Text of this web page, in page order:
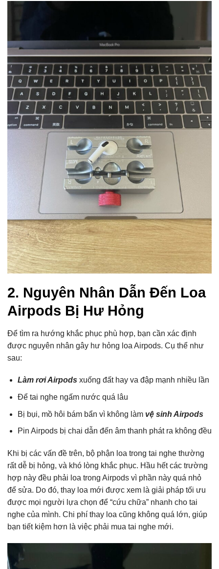
2. Nguyên Nhân Dẫn Đến Loa
Airpods Bị Hư Hỏng
Để tìm ra hướng khắc phục phù hợp, bạn cần xác định
được nguyên nhân gây hư hỏng loa Airpods. Cụ thể như
sau:
Làm rơi Airpodsxuống đất hay va đập mạnh nhiều lần
Để tai nghe ngấm nước quá lâu
Bị bụi, mồ hôi bám bẩn vì không làm vệ sinh Airpods
Pin Airpods bị chai dẫn đến âm thanh phát ra không đều
Khi bị các vấn đề trên, bộ phận loa trong tai nghe thường
rất dễ bị hỏng, và khó lòng khắc phục. Hầu hết các trường
hợp này đều phải loa trong Airpods vì phần này quá nhỏ
để sửa. Do đó, thay loa mới được xem là giải pháp tối ưu
được mọi người lựa chọn để “cứu chữa” nhanh cho tai
nghe của mình. Chi phí thay loa cũng không quá lớn, giúp
bạn tiết kiệm hơn là việc phải mua tai nghe mới.